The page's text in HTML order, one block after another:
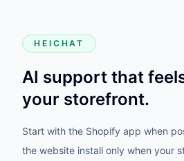
HEICHAT
AI support that
your storefront.
Start with the Shopify app when
the website install only when your